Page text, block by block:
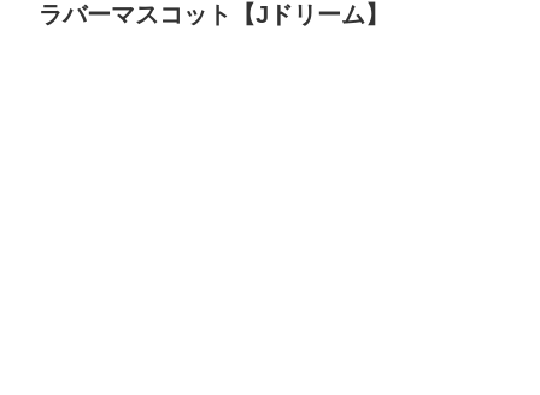
ラバーマスコット【Jドリーム】